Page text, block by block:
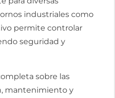
industriales como
permite controlar
seguridad y
sobre las
mantenimiento y